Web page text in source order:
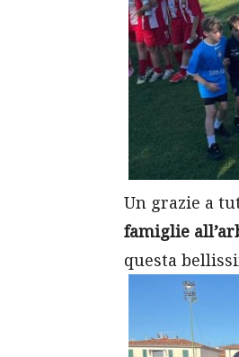
Un grazie a
famiglie
questa